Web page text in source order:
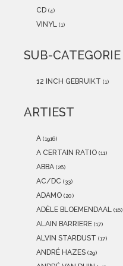
2017 (0)
CD (4)
VINYL (1)
SUB-CATEGORIE
12 INCH GEBRUIKT (1)
ARTIEST
A (1916)
A CERTAIN RATIO (11)
ABBA (26)
AC/DC (33)
ADAMO (20)
ADÈLE BLOEMENDAAL (16)
ALAIN BARRIERE (17)
ALVIN STARDUST (17)
ANDRÉ HAZES (29)